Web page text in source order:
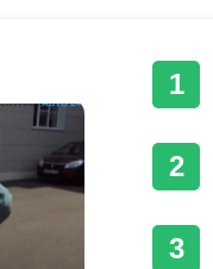
1
2
3